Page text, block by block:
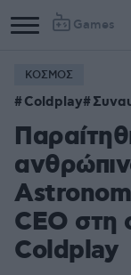
Games
ΚΟΣΜΟΣ
Coldplay
CEO στη
Coldplay